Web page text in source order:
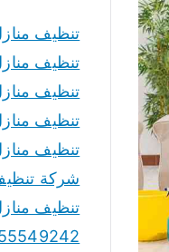
تنظيف
تنظيف
شركة
تنظيف